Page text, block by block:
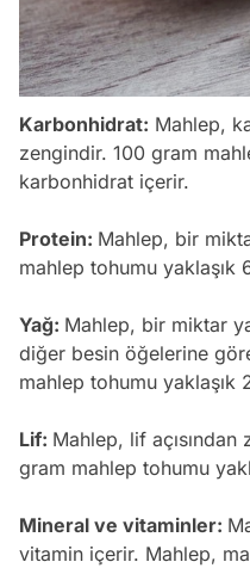
Karbonhidrat: Mahlep,
zengindir. 100 gram
karbonhidrat içerir.
Protein: Mahlep, bir
mahlep tohumu yaklaşık
Yağ: Mahlep, bir miktar
diğer besin öğelerine
mahlep tohumu yaklaşık
Lif: Mahlep, lif açısından
gram mahlep tohumu
Mineral ve vitaminler:
vitamin içerir. Mahlep,